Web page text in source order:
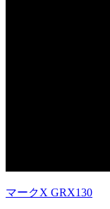
マークX GRX130